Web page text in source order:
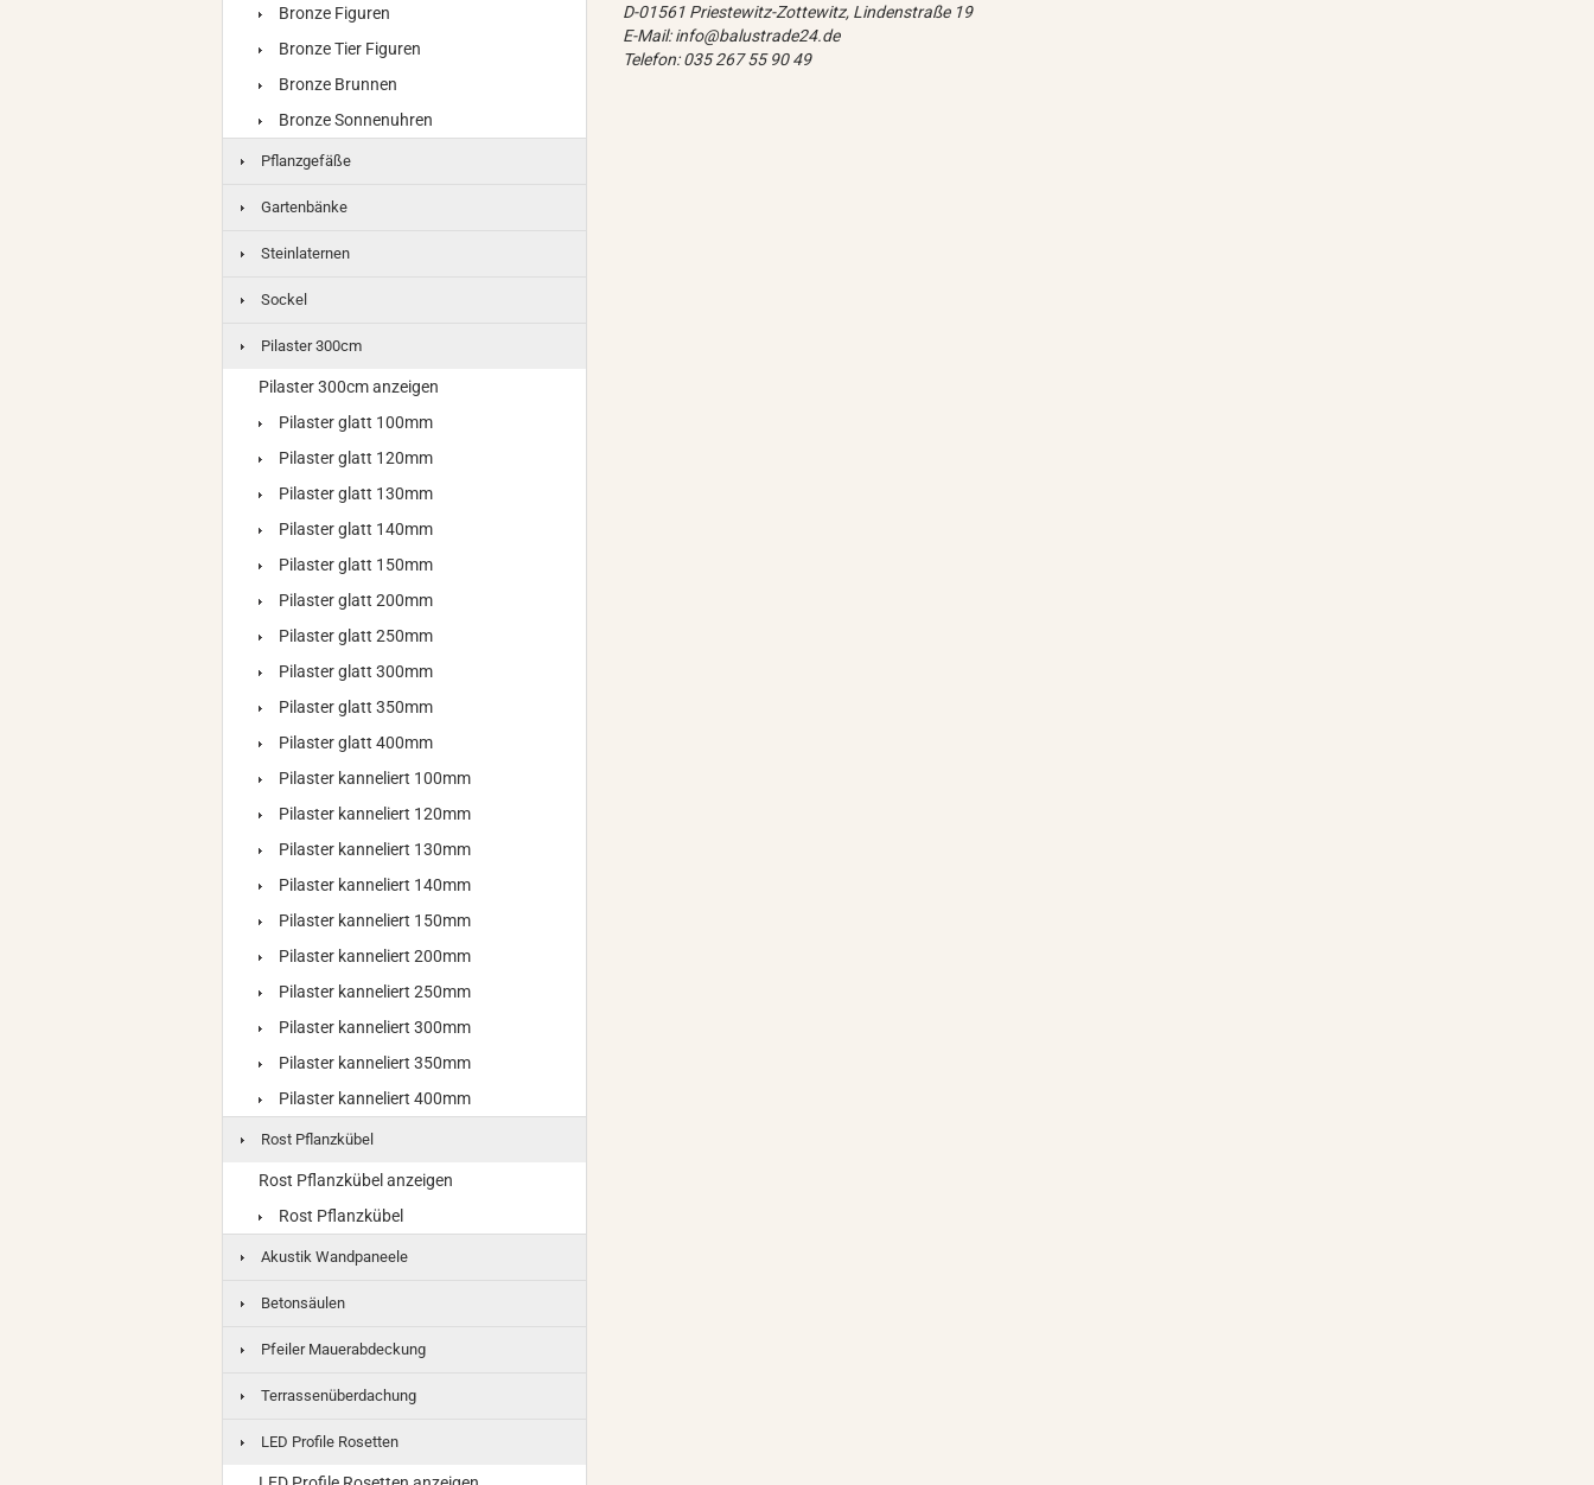
D-01561 Priestewitz-Zottewitz, Lindenstraße 19
E-Mail: info@balustrade24.de
Telefon: 035 267 55 90 49
Bronze Figuren
Bronze Tier Figuren
Bronze Brunnen
Bronze Sonnenuhren
Pflanzgefäße
Gartenbänke
Steinlaternen
Sockel
Pilaster 300cm
Pilaster 300cm anzeigen
Pilaster glatt 100mm
Pilaster glatt 120mm
Pilaster glatt 130mm
Pilaster glatt 140mm
Pilaster glatt 150mm
Pilaster glatt 200mm
Pilaster glatt 250mm
Pilaster glatt 300mm
Pilaster glatt 350mm
Pilaster glatt 400mm
Pilaster kanneliert 100mm
Pilaster kanneliert 120mm
Pilaster kanneliert 130mm
Pilaster kanneliert 140mm
Pilaster kanneliert 150mm
Pilaster kanneliert 200mm
Pilaster kanneliert 250mm
Pilaster kanneliert 300mm
Pilaster kanneliert 350mm
Pilaster kanneliert 400mm
Rost Pflanzkübel
Rost Pflanzkübel anzeigen
Rost Pflanzkübel
Akustik Wandpaneele
Betonsäulen
Pfeiler Mauerabdeckung
Terrassenüberdachung
LED Profile Rosetten